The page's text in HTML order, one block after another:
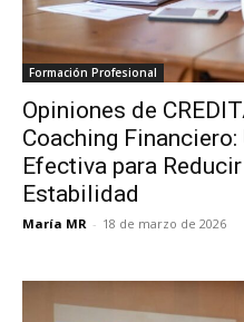
Formación Profesional
Opiniones de
Coaching
Efectiva para
Estabilidad
María MR - 18 de marzo de 2026